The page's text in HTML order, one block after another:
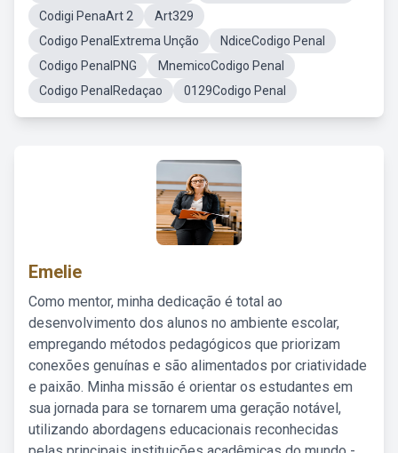
Codigi PenaArt 2
Art329
Codigo PenalExtrema Unção
NdiceCodigo Penal
Codigo PenalPNG
MnemicoCodigo Penal
Codigo PenalRedaçao
0129Codigo Penal
Emelie
Como mentor, minha dedicação é total ao
desenvolvimento dos alunos no ambiente escolar,
empregando métodos pedagógicos que priorizam
conexões genuínas e são alimentados por criatividade
e paixão. Minha missão é orientar os estudantes em
sua jornada para se tornarem uma geração notável,
utilizando abordagens educacionais reconhecidas